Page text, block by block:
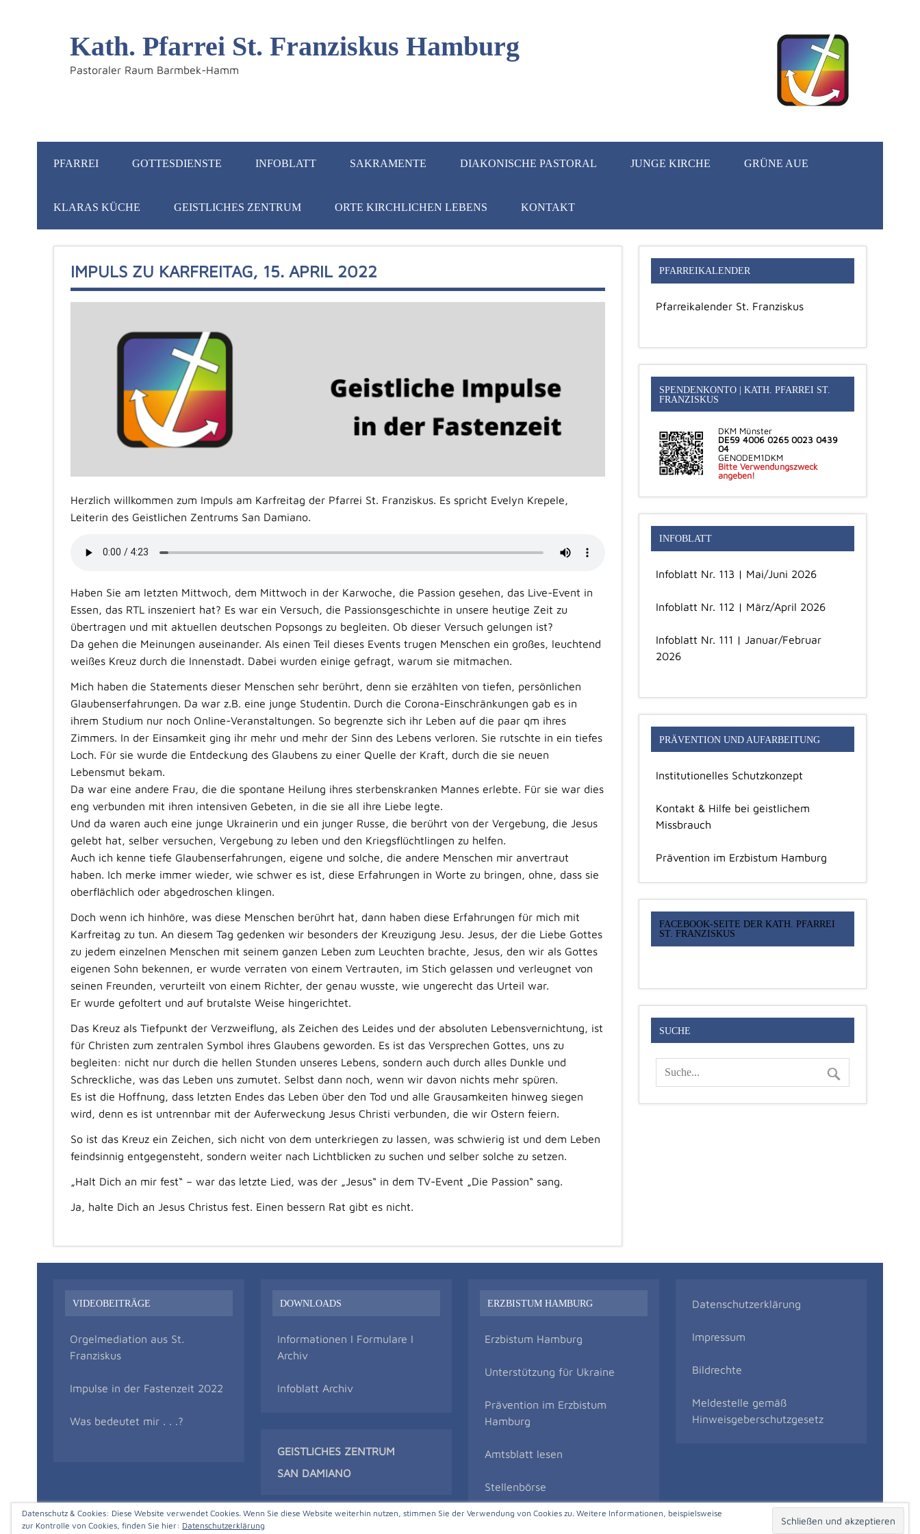
Kath. Pfarrei St. Franziskus Hamburg
Pastoraler Raum Barmbek-Hamm
PFARREI GOTTESDIENSTE INFOBLATT SAKRAMENTE DIAKONISCHE PASTORAL JUNGE KIRCHE GRÜNE AUE
KLARAS KÜCHE GEISTLICHES ZENTRUM ORTE KIRCHLICHEN LEBENS KONTAKT
IMPULS ZU KARFREITAG, 15. APRIL 2022
Herzlich willkommen zum Impuls am Karfreitag der Pfarrei St. Franziskus. Es spricht Evelyn Krepele,
Leiterin des Geistlichen Zentrums San Damiano.
Haben Sie am letzten Mittwoch, dem Mittwoch in der Karwoche, die Passion gesehen, das Live-Event in
Essen, das RTL inszeniert hat? Es war ein Versuch, die Passionsgeschichte in unsere heutige Zeit zu
übertragen und mit aktuellen deutschen Popsongs zu begleiten. Ob dieser Versuch gelungen ist?
Da gehen die Meinungen auseinander. Als einen Teil dieses Events trugen Menschen ein großes, leuchtend
weißes Kreuz durch die Innenstadt. Dabei wurden einige gefragt, warum sie mitmachen.
Mich haben die Statements dieser Menschen sehr berührt, denn sie erzählten von tiefen, persönlichen
Glaubenserfahrungen. Da war z.B. eine junge Studentin. Durch die Corona-Einschränkungen gab es in
ihrem Studium nur noch Online-Veranstaltungen. So begrenzte sich ihr Leben auf die paar qm ihres
Zimmers. In der Einsamkeit ging ihr mehr und mehr der Sinn des Lebens verloren. Sie rutschte in ein tiefes
Loch. Für sie wurde die Entdeckung des Glaubens zu einer Quelle der Kraft, durch die sie neuen
Lebensmut bekam.
Da war eine andere Frau, die die spontane Heilung ihres sterbenskranken Mannes erlebte. Für sie war dies
eng verbunden mit ihren intensiven Gebeten, in die sie all ihre Liebe legte.
Und da waren auch eine junge Ukrainerin und ein junger Russe, die berührt von der Vergebung, die Jesus
gelebt hat, selber versuchen, Vergebung zu leben und den Kriegsflüchtlingen zu helfen.
Auch ich kenne tiefe Glaubenserfahrungen, eigene und solche, die andere Menschen mir anvertraut
haben. Ich merke immer wieder, wie schwer es ist, diese Erfahrungen in Worte zu bringen, ohne, dass sie
oberflächlich oder abgedroschen klingen.
Doch wenn ich hinhöre, was diese Menschen berührt hat, dann haben diese Erfahrungen für mich mit
Karfreitag zu tun. An diesem Tag gedenken wir besonders der Kreuzigung Jesu. Jesus, der die Liebe Gottes
zu jedem einzelnen Menschen mit seinem ganzen Leben zum Leuchten brachte, Jesus, den wir als Gottes
eigenen Sohn bekennen, er wurde verraten von einem Vertrauten, im Stich gelassen und verleugnet von
seinen Freunden, verurteilt von einem Richter, der genau wusste, wie ungerecht das Urteil war.
Er wurde gefoltert und auf brutalste Weise hingerichtet.
Das Kreuz als Tiefpunkt der Verzweiflung, als Zeichen des Leides und der absoluten Lebensvernichtung, ist
für Christen zum zentralen Symbol ihres Glaubens geworden. Es ist das Versprechen Gottes, uns zu
begleiten: nicht nur durch die hellen Stunden unseres Lebens, sondern auch durch alles Dunkle und
Schreckliche, was das Leben uns zumutet. Selbst dann noch, wenn wir davon nichts mehr spüren.
Es ist die Hoffnung, dass letzten Endes das Leben über den Tod und alle Grausamkeiten hinweg siegen
wird, denn es ist untrennbar mit der Auferweckung Jesus Christi verbunden, die wir Ostern feiern.
So ist das Kreuz ein Zeichen, sich nicht von dem unterkriegen zu lassen, was schwierig ist und dem Leben
feindsinnig entgegensteht, sondern weiter nach Lichtblicken zu suchen und selber solche zu setzen.
„Halt Dich an mir fest“ – war das letzte Lied, was der „Jesus“ in dem TV-Event „Die Passion“ sang.
Ja, halte Dich an Jesus Christus fest. Einen bessern Rat gibt es nicht.
PFARREIKALENDER
Pfarreikalender St. Franziskus
SPENDENKONTO | KATH. PFARREI ST.
FRANZISKUS
DKM Münster
DE59 4006 0265 0023 0439
04
GENODEM1DKM
Bitte Verwendungszweck
angeben!
INFOBLATT
Infoblatt Nr. 113 | Mai/Juni 2026
Infoblatt Nr. 112 | März/April 2026
Infoblatt Nr. 111 | Januar/Februar
2026
PRÄVENTION UND AUFARBEITUNG
Institutionelles Schutzkonzept
Kontakt & Hilfe bei geistlichem
Missbrauch
Prävention im Erzbistum Hamburg
FACEBOOK-SEITE DER KATH. PFARREI
ST. FRANZISKUS
SUCHE
VIDEOBEITRÄGE
Orgelmediation aus St.
Franziskus
Impulse in der Fastenzeit 2022
Was bedeutet mir . . .?
DOWNLOADS
Informationen I Formulare I
Archiv
Infoblatt Archiv
GEISTLICHES ZENTRUM
SAN DAMIANO
ERZBISTUM HAMBURG
Erzbistum Hamburg
Unterstützung für Ukraine
Prävention im Erzbistum
Hamburg
Amtsblatt lesen
Stellenbörse
Datenschutzerklärung
Impressum
Bildrechte
Meldestelle gemäß
Hinweisgeberschutzgesetz
Datenschutz & Cookies: Diese Website verwendet Cookies. Wenn Sie diese Website weiterhin nutzen, stimmen Sie der Verwendung von Cookies zu. Weitere Informationen, beispielsweise
zur Kontrolle von Cookies, finden Sie hier: Datenschutzerklärung